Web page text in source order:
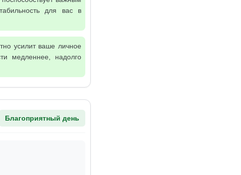
для вас в
усилит ваше личное
медленнее, надолго
Благоприятный день